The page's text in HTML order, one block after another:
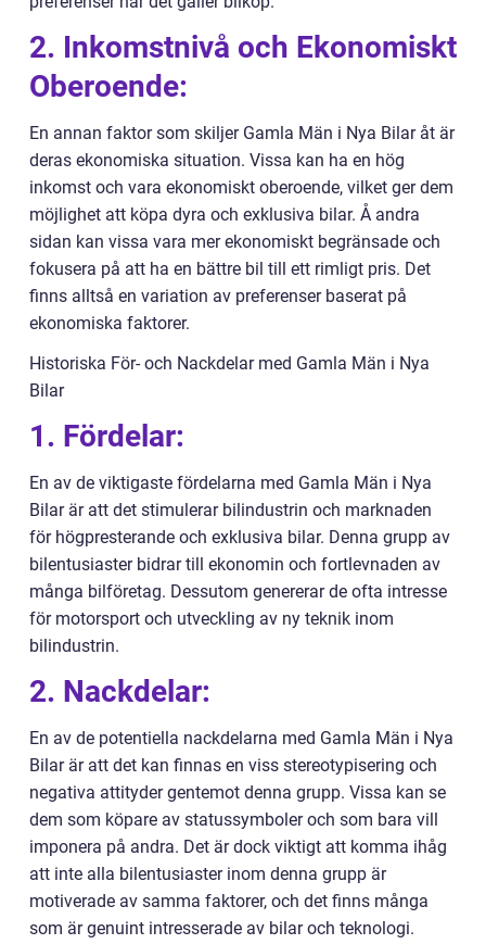
2. Inkomstnivå och Ekonomiskt
Oberoende:
En annan faktor som skiljer Gamla Män i Nya Bilar åt är
deras ekonomiska situation. Vissa kan ha en hög
inkomst och vara ekonomiskt oberoende, vilket ger dem
möjlighet att köpa dyra och exklusiva bilar. Å andra
sidan kan vissa vara mer ekonomiskt begränsade och
fokusera på att ha en bättre bil till ett rimligt pris. Det
finns alltså en variation av preferenser baserat på
ekonomiska faktorer.
Historiska För- och Nackdelar med Gamla Män i Nya
Bilar
1. Fördelar:
En av de viktigaste fördelarna med Gamla Män i Nya
Bilar är att det stimulerar bilindustrin och marknaden
för högpresterande och exklusiva bilar. Denna grupp av
bilentusiaster bidrar till ekonomin och fortlevnaden av
många bilföretag. Dessutom genererar de ofta intresse
för motorsport och utveckling av ny teknik inom
bilindustrin.
2. Nackdelar:
En av de potentiella nackdelarna med Gamla Män i Nya
Bilar är att det kan finnas en viss stereotypisering och
negativa attityder gentemot denna grupp. Vissa kan se
dem som köpare av statussymboler och som bara vill
imponera på andra. Det är dock viktigt att komma ihåg
att inte alla bilentusiaster inom denna grupp är
motiverade av samma faktorer, och det finns många
som är genuint intresserade av bilar och teknologi.